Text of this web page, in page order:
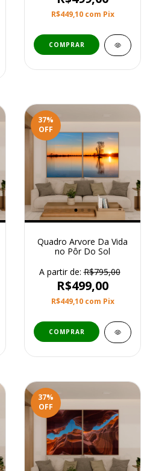
R$449,10 com Pix
COMPRAR
37%
OFF
Quadro Arvore Da Vida
no Pôr Do Sol
A partir de:R$795,00
R$499,00
R$449,10 com Pix
COMPRAR
37%
OFF